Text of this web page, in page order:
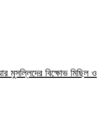
মুসল্লিদের বিক্ষোভ মিছিল ও